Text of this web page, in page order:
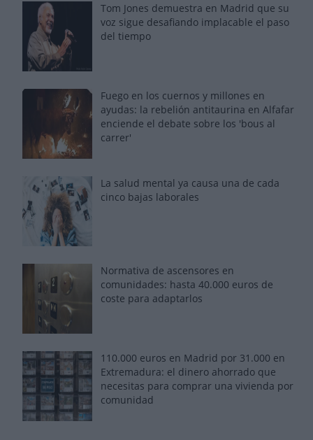
Tom Jones demuestra en Madrid que su
voz sigue desafiando implacable el paso
del tiempo
Fuego en los cuernos y millones en
ayudas: la rebelión antitaurina en Alfafar
enciende el debate sobre los 'bous al
carrer'
La salud mental ya causa una de cada
cinco bajas laborales
Normativa de ascensores en
comunidades: hasta 40.000 euros de
coste para adaptarlos
110.000 euros en Madrid por 31.000 en
Extremadura: el dinero ahorrado que
necesitas para comprar una vivienda por
comunidad